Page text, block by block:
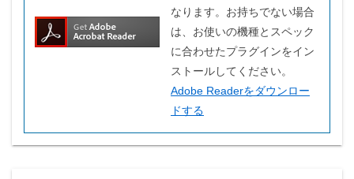
なります。お持ちでない場合
は、お使いの機種とスペック
に合わせたプラグインをイン
ストールしてください。
Adobe Readerをダウンロー
ドする